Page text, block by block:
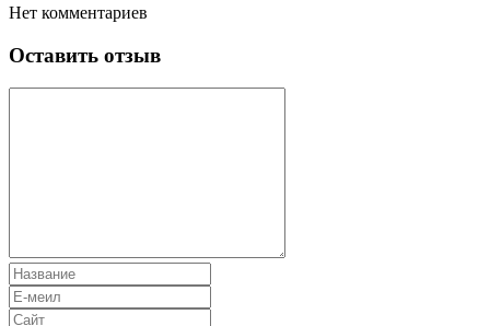
Нет комментариев
Оставить отзыв